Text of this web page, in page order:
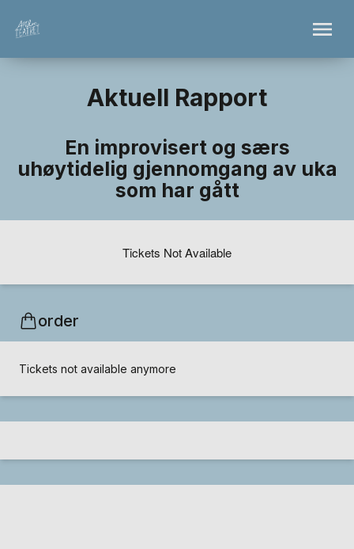
Aktuell Rapport
En improvisert og særs
uhøytidelig gjennomgang av uka
som har gått
Tickets Not Available
order
Tickets not available anymore